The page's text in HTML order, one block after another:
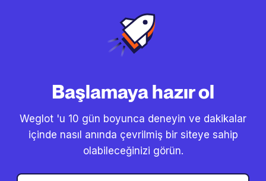
Başlamaya hazır ol
Weglot 'u 10 gün boyunca deneyin ve dakikalar
içinde nasıl anında çevrilmiş bir siteye sahip
olabileceğinizi görün.